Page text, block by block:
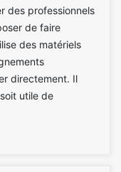
des professionnels
de faire
des matériels
directement. Il
utile de